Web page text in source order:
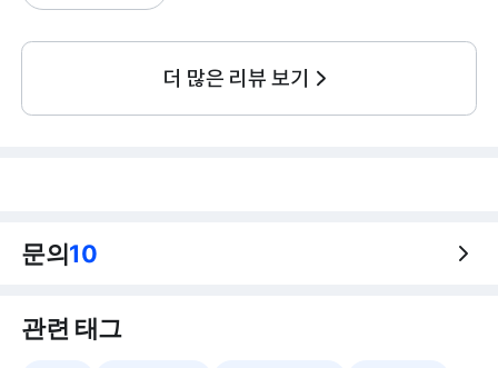
더 많은 리뷰 보기
문의10
관련 태그